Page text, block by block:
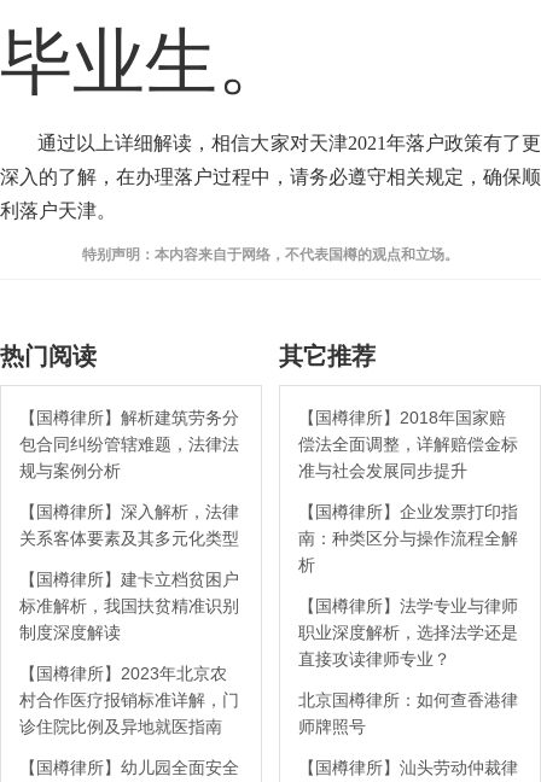
毕业生。
通过以上详细解读，相信大家对天津2021年落户政策有了更
深入的了解，在办理落户过程中，请务必遵守相关规定，确保顺
利落户天津。
特别声明：本内容来自于网络，不代表国樽的观点和立场。
热门阅读
【国樽律所】解析建筑劳务分
包合同纠纷管辖难题，法律法
规与案例分析
【国樽律所】深入解析，法律
关系客体要素及其多元化类型
【国樽律所】建卡立档贫困户
标准解析，我国扶贫精准识别
制度深度解读
【国樽律所】2023年北京农
村合作医疗报销标准详解，门
诊住院比例及异地就医指南
【国樽律所】幼儿园全面安全
其它推荐
【国樽律所】2018年国家赔
偿法全面调整，详解赔偿金标
准与社会发展同步提升
【国樽律所】企业发票打印指
南：种类区分与操作流程全解
析
【国樽律所】法学专业与律师
职业深度解析，选择法学还是
直接攻读律师专业？
北京国樽律所：如何查香港律
师牌照号
【国樽律所】汕头劳动仲裁律